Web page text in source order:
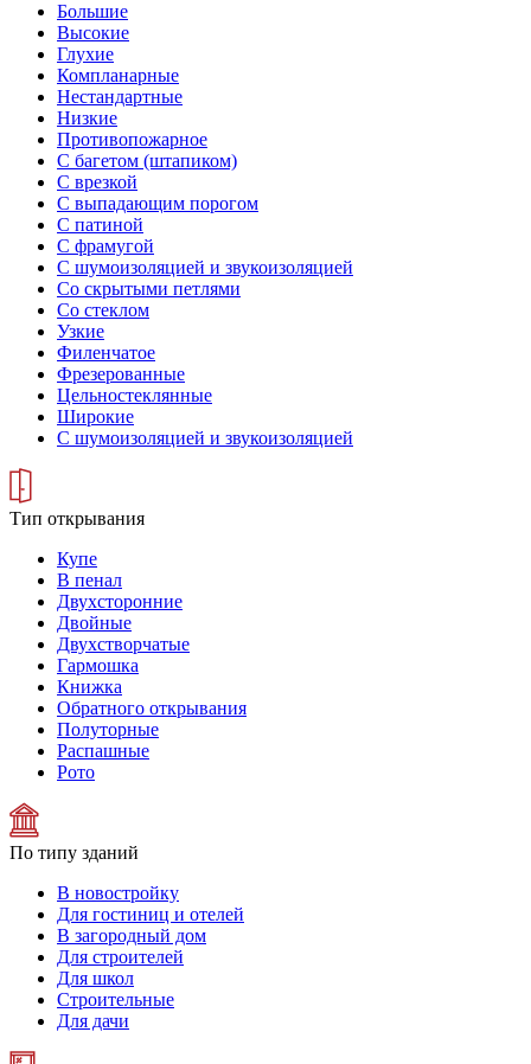
Большие
Высокие
Глухие
Компланарные
Нестандартные
Низкие
Противопожарное
С багетом (штапиком)
С врезкой
С выпадающим порогом
С патиной
С фрамугой
С шумоизоляцией и звукоизоляцией
Со скрытыми петлями
Со стеклом
Узкие
Филенчатое
Фрезерованные
Цельностеклянные
Широкие
С шумоизоляцией и звукоизоляцией
Тип открывания
Купе
В пенал
Двухсторонние
Двойные
Двухстворчатые
Гармошка
Книжка
Обратного открывания
Полуторные
Распашные
Рото
По типу зданий
В новостройку
Для гостиниц и отелей
В загородный дом
Для строителей
Для школ
Строительные
Для дачи